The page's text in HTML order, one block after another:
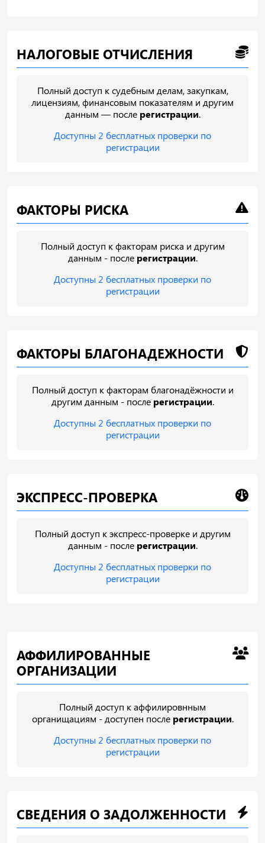
НАЛОГОВЫЕ ОТЧИСЛЕНИЯ
Полный доступ к судебным делам, закупкам,
лицензиям, финансовым показателям и другим
данным — после регистрации.
Доступны 2 бесплатных проверки по
регистрации
ФАКТОРЫ РИСКА
Полный доступ к факторам риска и другим
данным - после регистрации.
Доступны 2 бесплатных проверки по
регистрации
ФАКТОРЫ БЛАГОНАДЕЖНОСТИ
Полный доступ к факторам благонадёжности и
другим данным - после регистрации.
Доступны 2 бесплатных проверки по
регистрации
ЭКСПРЕСС-ПРОВЕРКА
Полный доступ к экспресс-проверке и другим
данным - после регистрации.
Доступны 2 бесплатных проверки по
регистрации
АФФИЛИРОВАННЫЕ
ОРГАНИЗАЦИИ
Полный доступ к аффилировнным
органищациям - доступен после регистрации.
Доступны 2 бесплатных проверки по
регистрации
СВЕДЕНИЯ О ЗАДОЛЖЕННОСТИ